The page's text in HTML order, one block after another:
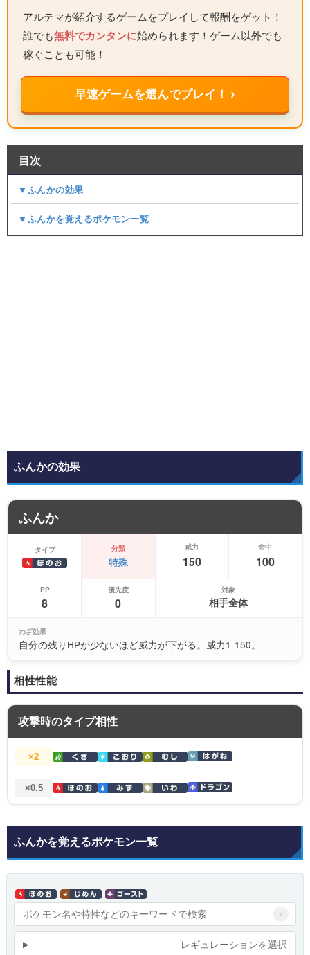
アルテマが紹介するゲームをプレイして報酬をゲット！
誰でも無料でカンタンに始められます！ゲーム以外でも
稼ぐことも可能！
早速ゲームを選んでプレイ！ ›
目次
▼ふんかの効果
▼ふんかを覚えるポケモン一覧
ふんかの効果
ふんか
タイプ 分類
特殊
威力
150
命中
100
PP
8
優先度
0
対象
相手全体
わざ効果
自分の残りHPが少ないほど威力が下がる。威力1-150。
相性性能
攻撃時のタイプ相性
×2
×0.5
ふんかを覚えるポケモン一覧
×
レギュレーションを選択